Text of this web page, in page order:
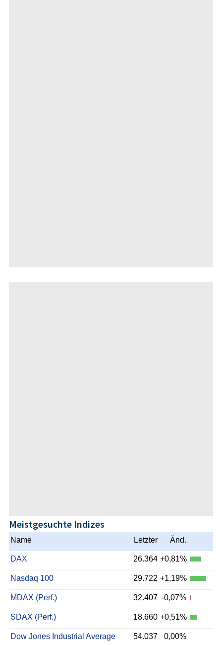
Meistgesuchte Indizes
Name Letzter Änd.
DAX 26.364 +0,81%
Nasdaq 100 29.722 +1,19%
MDAX (Perf.) 32.407 -0,07%
SDAX (Perf.) 18.660 +0,51%
Dow Jones Industrial Average 54.037 0,00%